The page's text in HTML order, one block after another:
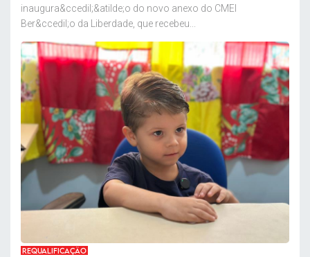
inaugura&ccedil;&atilde;o do novo anexo do CMEI
Ber&ccedil;o da Liberdade, que recebeu...
REQUALIFICAÇÃO